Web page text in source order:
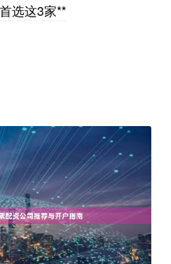
选这3家**